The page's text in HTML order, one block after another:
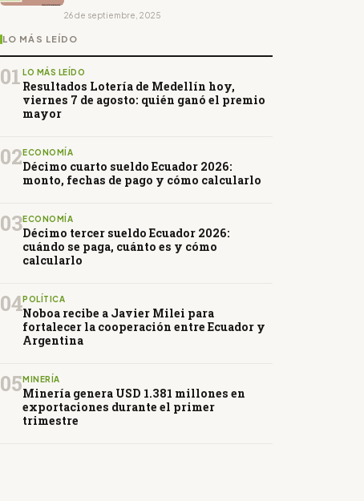
26 de septiembre, 2025
LO MÁS LEÍDO
01 LO MÁS LEÍDO
Resultados Lotería de Medellín hoy,
viernes 7 de agosto: quién ganó el premio
mayor
02 ECONOMÍA
Décimo cuarto sueldo Ecuador 2026:
monto, fechas de pago y cómo calcularlo
03ECONOMÍA
Décimo tercer sueldo Ecuador 2026:
cuándo se paga, cuánto es y cómo
calcularlo
04POLÍTICA
Noboa recibe a Javier Milei para
fortalecer la cooperación entre Ecuador y
Argentina
05 MINERÍA
Minería genera USD 1.381 millones en
exportaciones durante el primer
trimestre